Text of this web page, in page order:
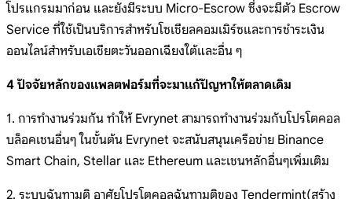
โปรแกรมมาก่อน และยังมีระบบ Micro-Escrow ซึ่งจะมีตัว Escrow
Service ที่ใช้เป็นบริการสำหรับโซเชียลคอมเมิร์ซและการชำระเงิน
ออนไลน์สำหรับเอเชียตะวันออกเฉียงใต้และอื่น ๆ
4 ปัจจัยหลักของแพลตฟอร์มที่จะมาแก้ปัญหาให้ตลาดเดิม
1. การทำงานร่วมกัน ทำให้ Evrynet สามารถทำงานร่วมกับโปรโตคอล
บล็อคเชนอื่นๆ ในขั้นต้น Evrynet จะสนับสนุนเครือข่าย Binance
Smart Chain, Stellar และ Ethereum และเชนหลักอื่นๆเพิ่มเติม
2. ระบบฉันทามติ อาศัยโปรโตคอลฉันทามติของ Tendermint(สร้าง